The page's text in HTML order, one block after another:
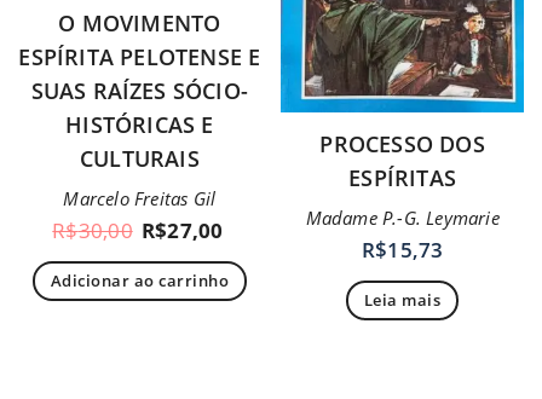
O MOVIMENTO
ESPÍRITA PELOTENSE E
SUAS RAÍZES SÓCIO-
HISTÓRICAS E
CULTURAIS
Marcelo Freitas Gil
R$30,00 R$27,00
Adicionar ao carrinho
PROCESSO DOS
ESPÍRITAS
Madame P.-G. Leymarie
R$15,73
Leia mais